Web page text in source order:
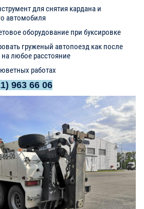
для снятия кардана и
автомобиля
оборудование при буксировке
груженый автопоезд как после
любое расстояние
работах
963 66 06